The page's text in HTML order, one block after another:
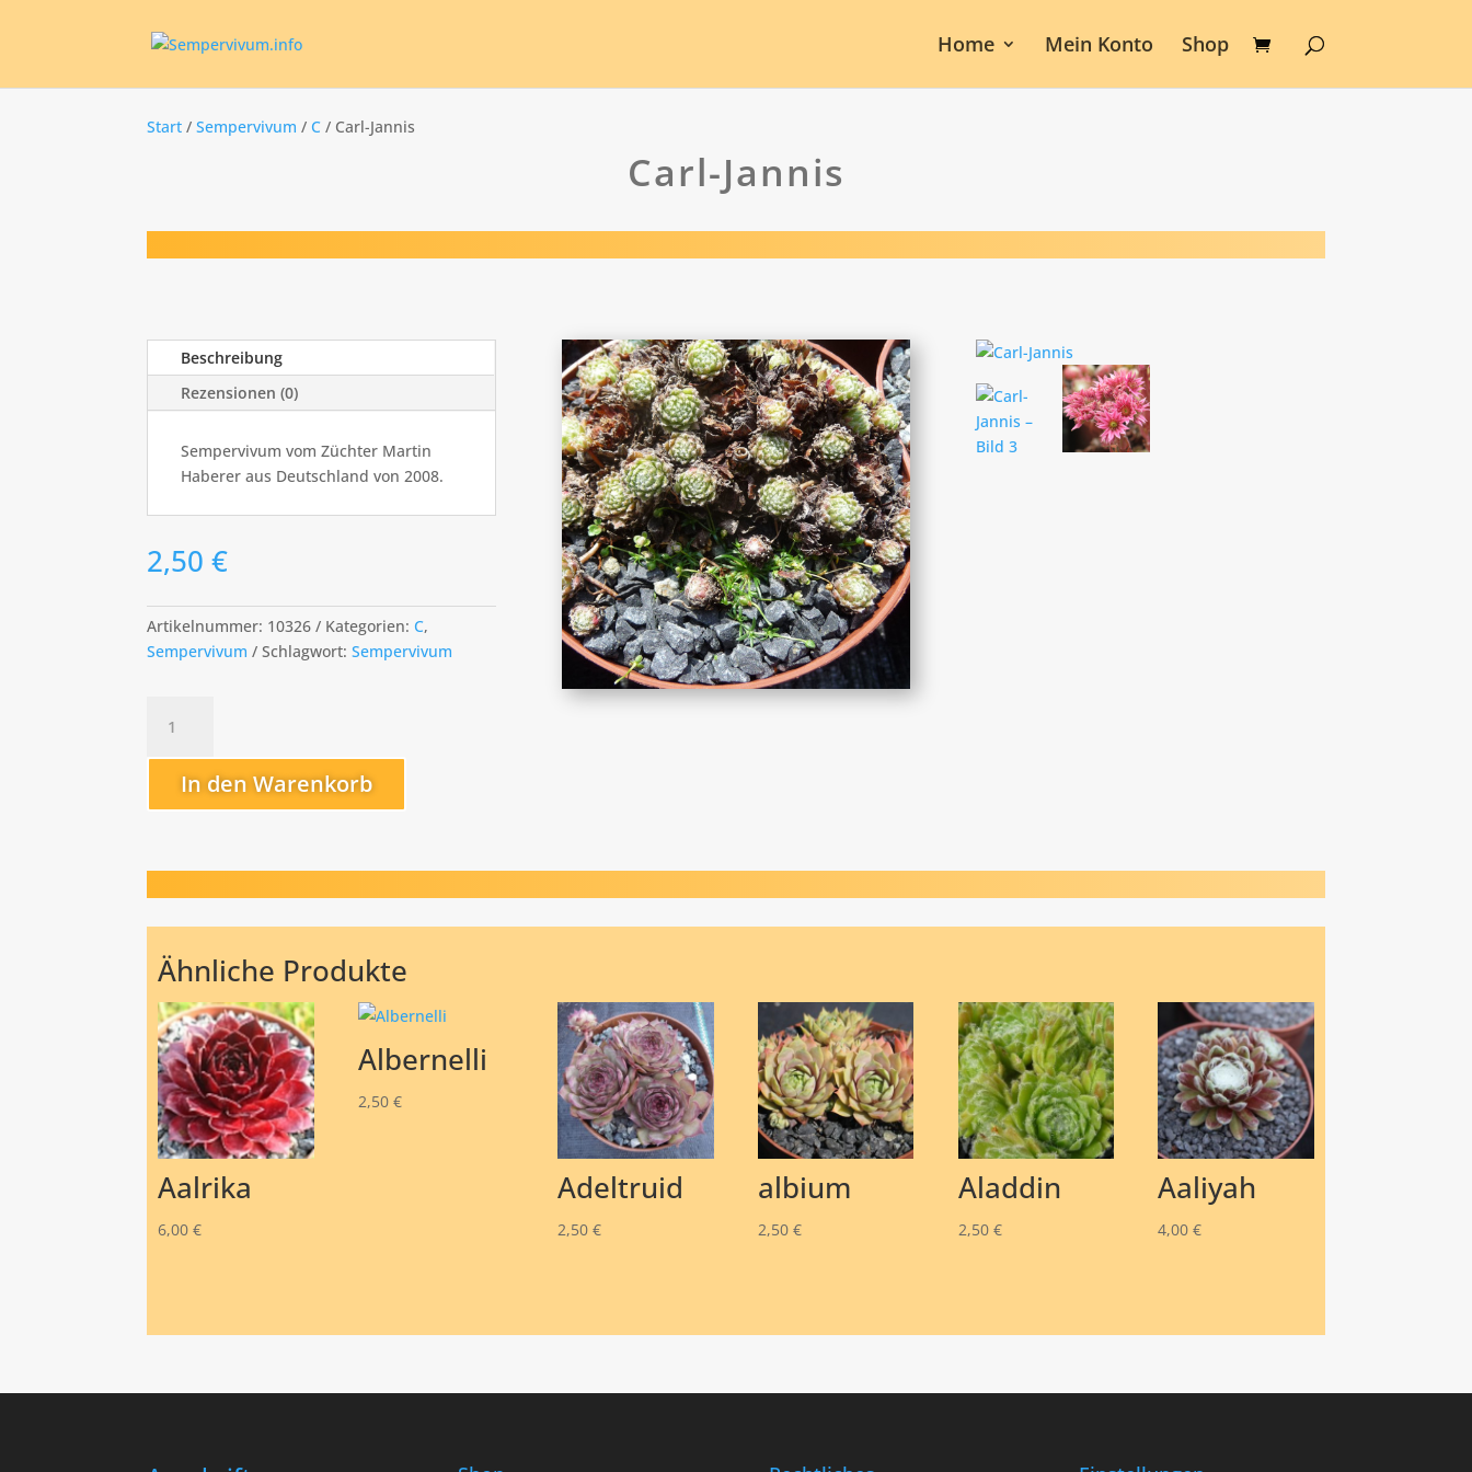
Home Mein Konto Shop
Start /Sempervivum /C / Carl-Jannis
Carl-Jannis
Beschreibung
Rezensionen (0)
Sempervivum vom Züchter Martin
Haberer aus Deutschland von 2008.
2,50€
Artikelnummer: 10326 Kategorien:C,
Sempervivum
Schlagwort:Sempervivum
Jannis
Menge
In den Warenkorb
Ähnliche Produkte
Aalrika
6,00€
Albernelli
2,50 €
Adeltruid
2,50€
albium
2,50 €
Aladdin
2,50 €
Aaliyah
4,00€